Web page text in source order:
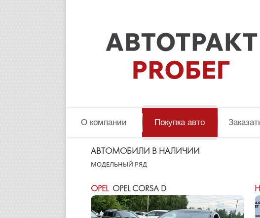
О компании Покупка авто
АВТОМОБИЛИ В НАЛИЧИИ
МОДЕЛЬНЫЙ РЯД
OPELOPEL CORSA D